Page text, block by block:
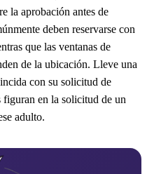
la aprobación antes de
deben reservarse con
que las ventanas de
de la ubicación. Lleve una
con su solicitud de
figuran en la solicitud de un
adulto.